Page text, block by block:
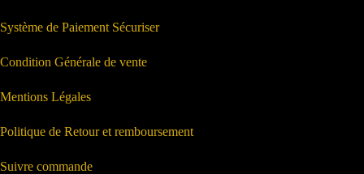
Système de Paiement Sécuriser
Condition Générale de vente
Mentions Légales
Politique de Retour et remboursement
Suivre commande